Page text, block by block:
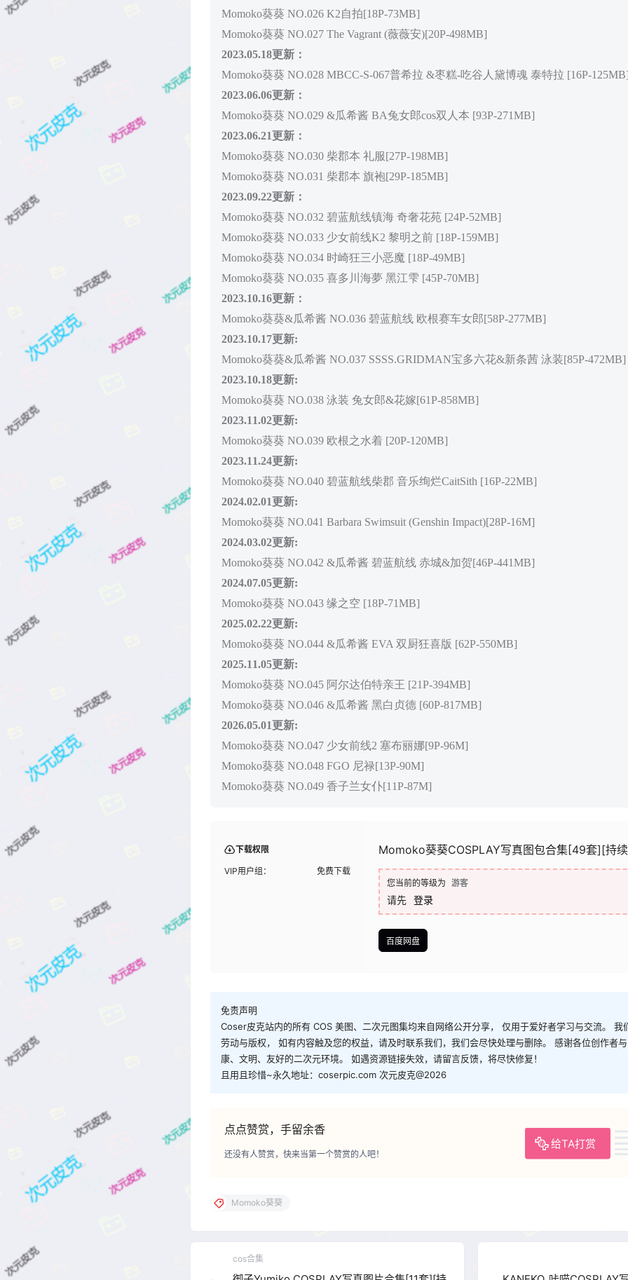
Momoko葵葵 NO.026 K2自拍[18P-73MB]
Momoko葵葵 NO.027 The Vagrant (薇薇安)[20P-498MB]
2023.05.18更新：
Momoko葵葵 NO.028 MBCC-S-067普希拉 &枣糕-吃谷人黛博魂 泰特拉 [16P-
2023.06.06更新：
Momoko葵葵 NO.029 &瓜希酱 BA兔女郎cos双人本 [93P-271MB]
2023.06.21更新：
Momoko葵葵 NO.030 柴郡本 礼服[27P-198MB]
Momoko葵葵 NO.031 柴郡本 旗袍[29P-185MB]
2023.09.22更新：
Momoko葵葵 NO.032 碧蓝航线镇海 奇奢花苑 [24P-52MB]
Momoko葵葵 NO.033 少女前线K2 黎明之前 [18P-159MB]
Momoko葵葵 NO.034 时崎狂三小恶魔 [18P-49MB]
Momoko葵葵 NO.035 喜多川海夢 黑江雫 [45P-70MB]
2023.10.16更新：
Momoko葵葵&瓜希酱 NO.036 碧蓝航线 欧根赛车女郎[58P-277MB]
2023.10.17更新:
Momoko葵葵&瓜希酱 NO.037 SSSS.GRIDMAN宝多六花&新条茜 泳装[85P-472MB]
2023.10.18更新:
Momoko葵葵 NO.038 泳装 兔女郎&花嫁[61P-858MB]
2023.11.02更新:
Momoko葵葵 NO.039 欧根之水着 [20P-120MB]
2023.11.24更新:
Momoko葵葵 NO.040 碧蓝航线柴郡 音乐绚烂CaitSith [16P-22MB]
2024.02.01更新:
Momoko葵葵 NO.041 Barbara Swimsuit (Genshin Impact)[28P-16M]
2024.03.02更新:
Momoko葵葵 NO.042 &瓜希酱 碧蓝航线 赤城&加贺[46P-441MB]
2024.07.05更新:
Momoko葵葵 NO.043 缘之空 [18P-71MB]
2025.02.22更新:
Momoko葵葵 NO.044 &瓜希酱 EVA 双厨狂喜版 [62P-550MB]
2025.11.05更新:
Momoko葵葵 NO.045 阿尔达伯特亲王 [21P-394MB]
Momoko葵葵 NO.046 &瓜希酱 黑白贞德 [60P-817MB]
2026.05.01更新:
Momoko葵葵 NO.047 少女前线2 塞布丽娜[9P-96M]
Momoko葵葵 NO.048 FGO 尼禄[13P-90M]
Momoko葵葵 NO.049 香子兰女仆[11P-87M]
下载权限
VIP用户组： 免费下载
Momoko葵葵COSPLAY写真图包合集[49套][持
您当前的等级为 游客
请先 登录
百度网盘
免责声明
Coser皮克站内的所有 COS 美图、二次元图集均来自网络公开分享， 仅用于爱好者学习与交流。 我
劳动与版权， 如有内容触及您的权益，请及时联系我们，我们会尽快处理与删除。 感谢各位创作者
康、文明、友好的二次元环境。 如遇资源链接失效，请留言反馈，将尽快修复！
且用且珍惜~永久地址：coserpic.com 次元皮克@2026
点点赞赏，手留余香
给TA打赏
还没有人赞赏，快来当第一个赞赏的人吧！
Momoko葵葵
cos合集